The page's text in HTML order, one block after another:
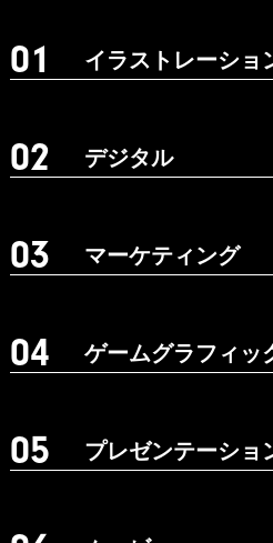
イラストレーショ
デジタル
マーケティング
ゲームグラフィッ
プレゼンテーショ